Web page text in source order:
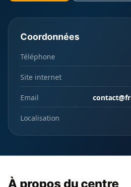
Coordonnées
Téléphone
Site internet
Email
Localisation
À propos du centre